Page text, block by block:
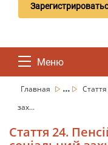
Меню
Главная ...
зах...
Стаття 24.